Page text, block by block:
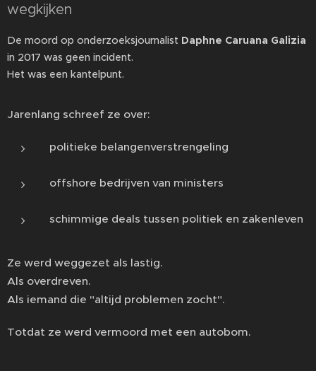
wegkijken
De moord op onderzoeksjournalist Daphne Caruana Galizia
in 2017 was geen incident.
Het was een kantelpunt.
Jarenlang schreef ze over:
politieke belangenverstrengeling
offshore bedrijven van ministers
schimmige deals tussen politiek en zakenleven
Ze werd weggezet als lastig.
Als overdreven.
Als iemand die "altijd problemen zocht".
Totdat ze werd vermoord met een autobom.